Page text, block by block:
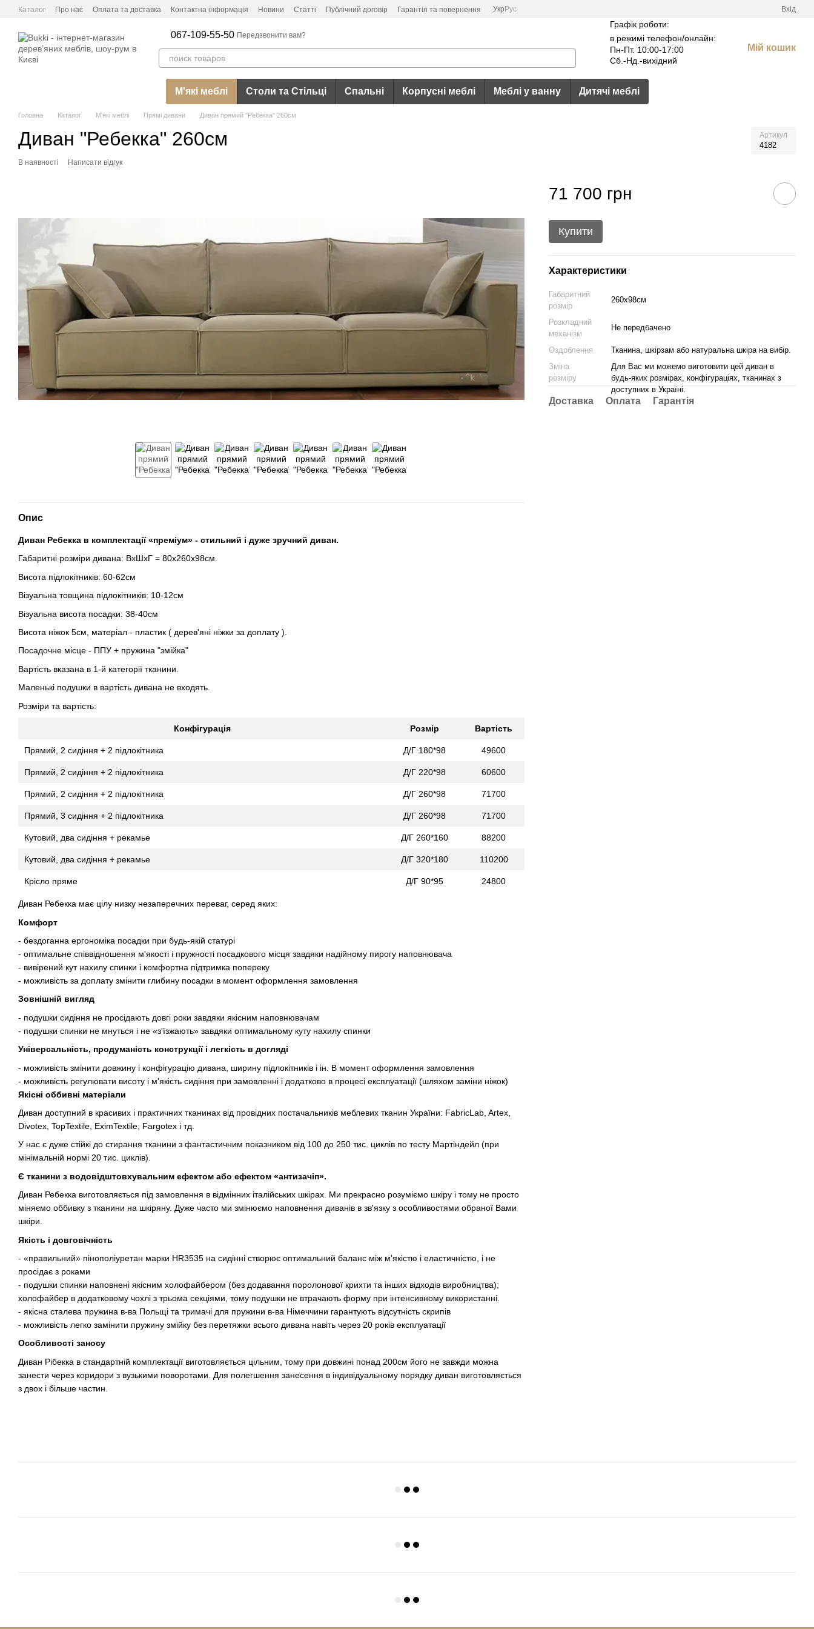
Перейти до основного контенту
Каталог Про нас Оплата та доставка Контактна інформація Новини Статті Публічний договір Гарантія та повернення Укр Рус Вхід
067-109-55-50 Передзвонити вам?
Графік роботи:
в режимі телефон/онлайн:
Пн-Пт. 10:00-17:00
Сб.-Нд.-вихідний
Мій кошик
М'які меблі Столи та Стільці Спальні Корпусні меблі Меблі у ванну Дитячі меблі
Головна Каталог М'які меблі Прямі дивани Диван прямий "Ребекка" 260см
Диван "Ребекка" 260см Артикул
4182
В наявності Написати відгук
Опис
Диван Ребекка в комплектації «преміум» - стильний і дуже зручний диван.
Габаритні розміри дивана: ВхШхГ = 80х260х98см.
Висота підлокітників: 60-62см
Візуальна товщина підлокітників: 10-12см
Візуальна висота посадки: 38-40см
Висота ніжок 5см, матеріал - пластик ( дерев'яні ніжки за доплату ).
Посадочне місце - ППУ + пружина "змійка"
Вартість вказана в 1-й категорії тканини.
Маленькі подушки в вартість дивана не входять.
Розміри та вартість:
Конфігурація Розмір Вартість
Прямий, 2 сидіння + 2 підлокітника Д/Г 180*98 49600
Прямий, 2 сидіння + 2 підлокітника Д/Г 220*98 60600
Прямий, 2 сидіння + 2 підлокітника Д/Г 260*98 71700
Прямий, 3 сидіння + 2 підлокітника Д/Г 260*98 71700
Кутовий, два сидіння + рекамье Д/Г 260*160 88200
Кутовий, два сидіння + рекамье Д/Г 320*180 110200
Крісло пряме Д/Г 90*95 24800
Диван Ребекка має цілу низку незаперечних переваг, серед яких:
Комфорт
- бездоганна ергономіка посадки при будь-якій статурі
- оптимальне співвідношення м'якості і пружності посадкового місця завдяки надійному пирогу наповнювача
- вивірений кут нахилу спинки і комфортна підтримка попереку
- можливість за доплату змінити глибину посадки в момент оформлення замовлення
Зовнішній вигляд
- подушки сидіння не просідають довгі роки завдяки якісним наповнювачам
- подушки спинки не мнуться і не «з'їзжають» завдяки оптимальному куту нахилу спинки
Універсальність, продуманість конструкції і легкість в догляді
- можливість змінити довжину і конфігурацію дивана, ширину підлокітників і ін. В момент оформлення замовлення
- можливість регулювати висоту і м'якість сидіння при замовленні і додатково в процесі експлуатації (шляхом заміни ніжок)
Якісні оббивні матеріали
Диван доступний в красивих і практичних тканинах від провідних постачальників меблевих тканин України: FabricLab, Artex,
Divotex, TopTextile, EximTextile, Fargotex і тд.
У нас є дуже стійкі до стирання тканини з фантастичним показником від 100 до 250 тис. циклів по тесту Мартіндейл (при
мінімальній нормі 20 тис. циклів).
Є тканини з водовідштовхувальним ефектом або ефектом «антизачіп».
Диван Ребекка виготовляється під замовлення в відмінних італійських шкірах. Ми прекрасно розуміємо шкіру і тому не просто
міняємо оббивку з тканини на шкіряну. Дуже часто ми змінюємо наповнення диванів в зв'язку з особливостями обраної Вами
шкіри.
Якість і довговічність
- «правильний» пінополіуретан марки HR3535 на сидінні створює оптимальний баланс між м'якістю і еластичністю, і не
просідає з роками
- подушки спинки наповнені якісним холофайбером (без додавання поролонової крихти та інших відходів виробництва);
холофайбер в додатковому чохлі з трьома секціями, тому подушки не втрачають форму при інтенсивному використанні.
- якісна сталева пружина в-ва Польщі та тримачі для пружини в-ва Німеччини гарантують відсутність скрипів
- можливість легко замінити пружину змійку без перетяжки всього дивана навіть через 20 років експлуатації
Особливості заносу
Диван Рібекка в стандартній комплектації виготовляється цільним, тому при довжині понад 200см його не завжди можна
занести через коридори з вузькими поворотами. Для полегшення занесення в індивідуальному порядку диван виготовляється
з двох і більше частин.
71 700 грн
Купити
Характеристики
Габаритний
розмір
260х98см
Розкладний
механізм
Не передбачено
Оздоблення
Тканина, шкірзам або натуральна шкіра на вибір.
Зміна
розміру
Для Вас ми можемо виготовити цей диван в
будь-яких розмірах, конфігураціях, тканинах з
доступних в Україні.
Доставка Оплата Гарантія